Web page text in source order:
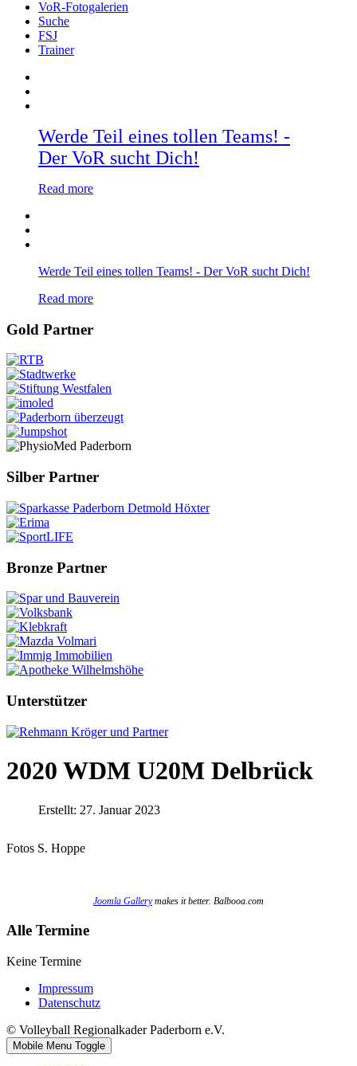
VoR-Fotogalerien
Suche
FSJ
Trainer
Werde Teil eines tollen Teams! -
Der VoR sucht Dich!
Read more
Werde Teil eines tollen Teams! - Der VoR sucht Dich!
Read more
Gold Partner
Silber Partner
Bronze Partner
Unterstützer
2020 WDM U20M Delbrück
Erstellt: 27. Januar 2023
Fotos S. Hoppe
Joomla Gallerymakes it better. Balbooa.com
Alle Termine
Keine Termine
Impressum
Datenschutz
© Volleyball Regionalkader Paderborn e.V.
Mobile Menu Toggle